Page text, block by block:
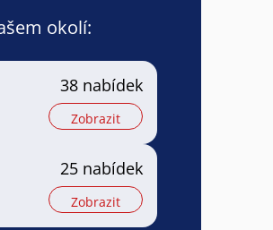
okolí:
38 nabídek
Zobrazit
25 nabídek
Zobrazit